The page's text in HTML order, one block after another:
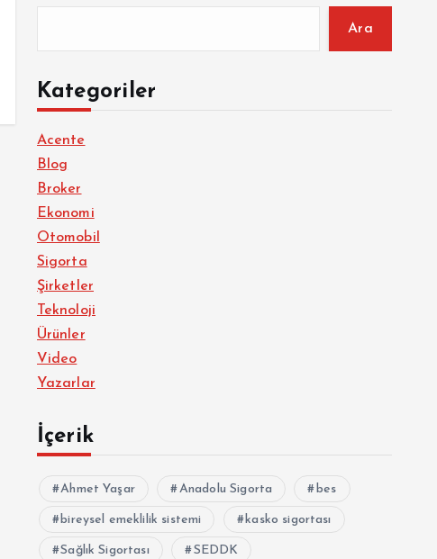
Ara
Kategoriler
Acente
Blog
Broker
Ekonomi
Otomobil
Sigorta
Şirketler
Teknoloji
Ürünler
Video
Yazarlar
İçerik
Ahmet Yaşar Anadolu Sigorta bes
bireysel emeklilik sistemi kasko sigortası
Sağlık Sigortası SEDDK